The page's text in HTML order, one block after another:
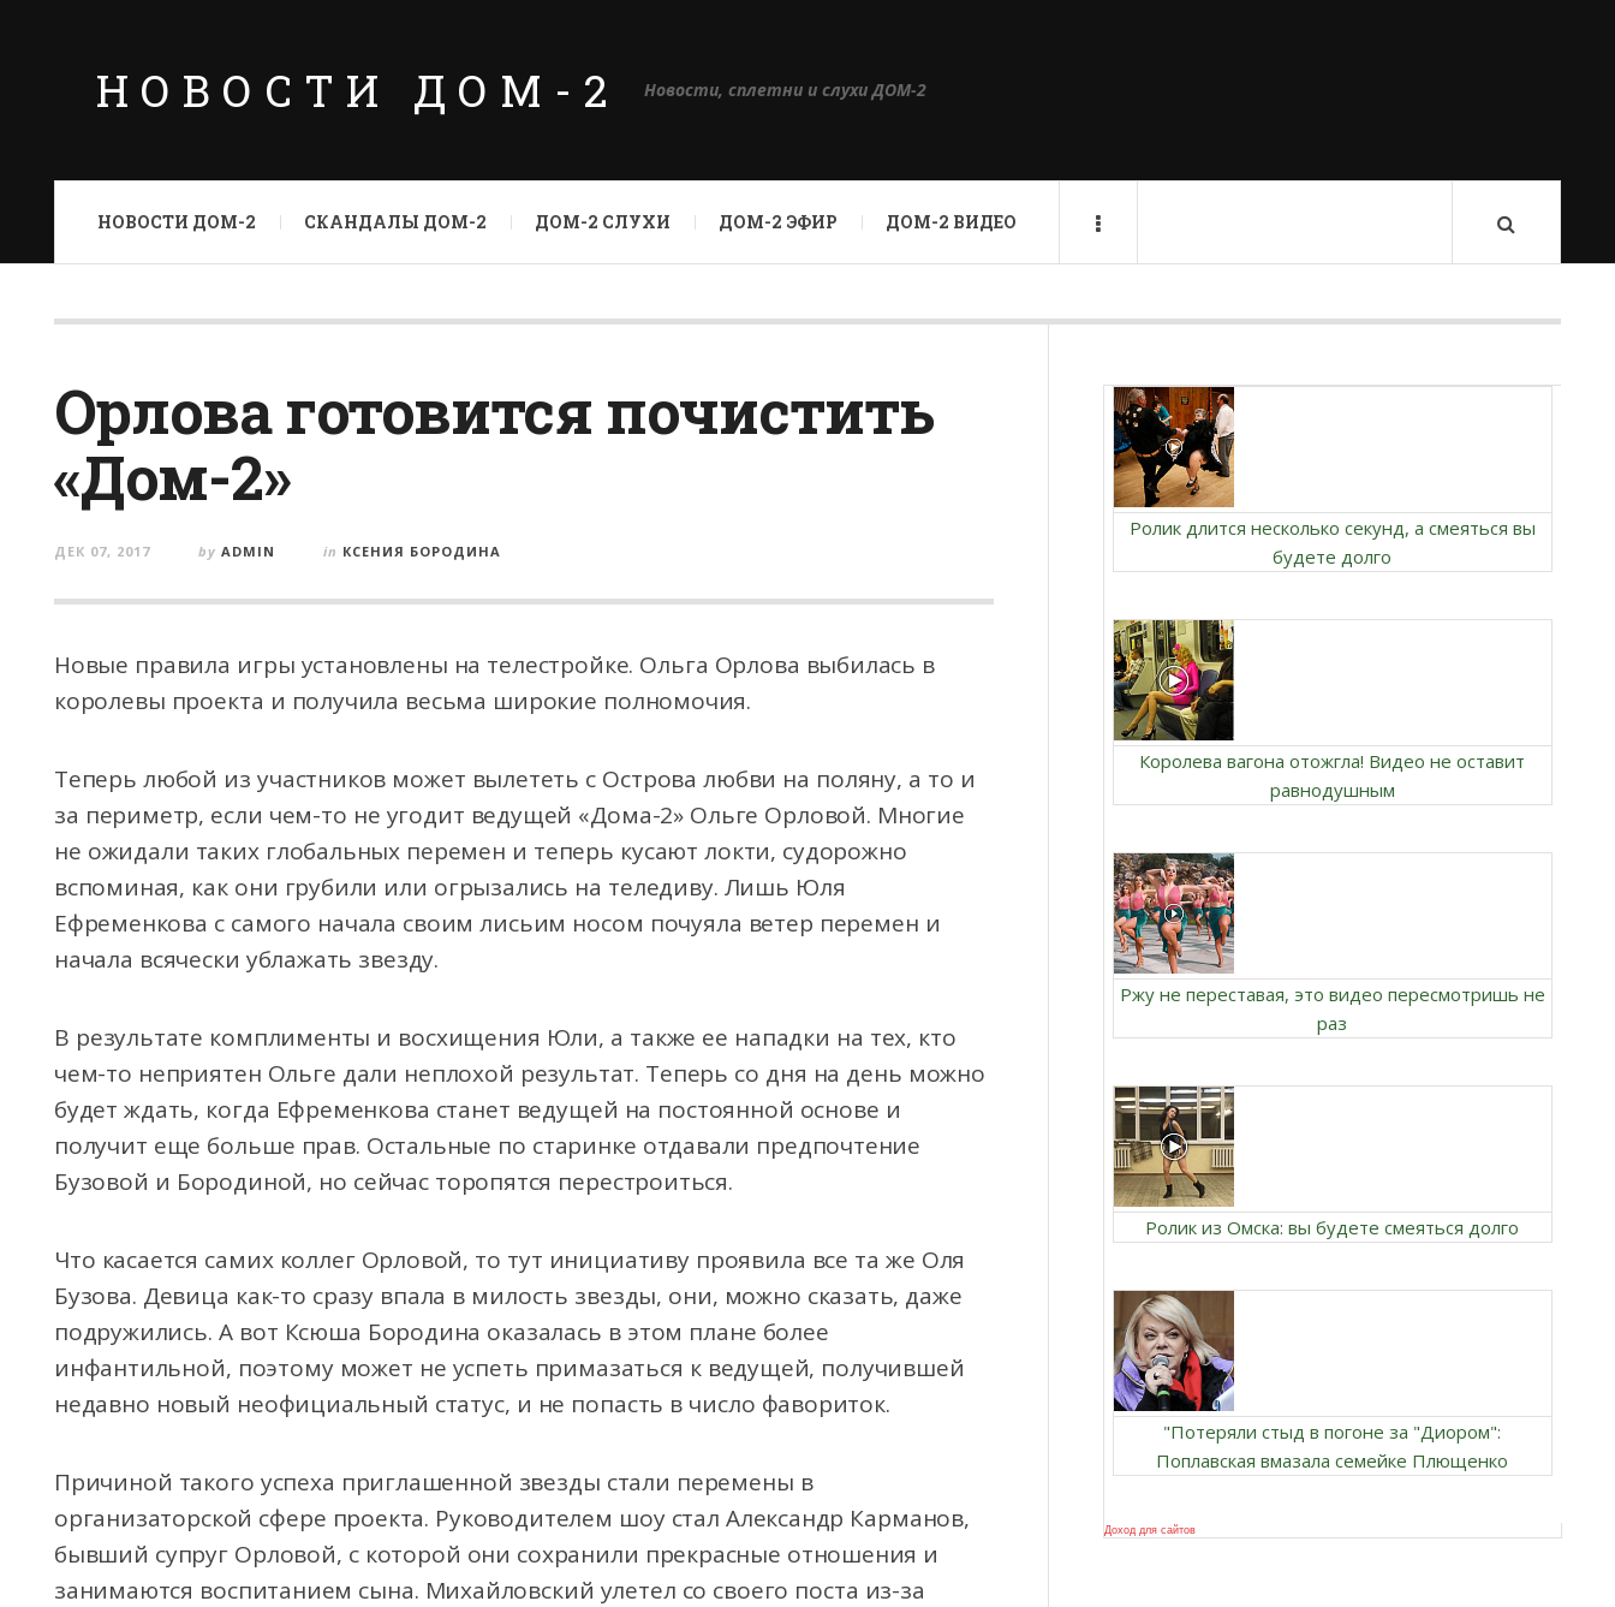
НОВОСТИ ДОМ-2 Новости, сплетни и слухи ДОМ-2
НОВОСТИ ДОМ-2 СКАНДАЛЫ ДОМ-2 ДОМ-2 СЛУХИ ДОМ-2 ЭФИР ДОМ-2 ВИДЕО
Орлова готовится почистить
«Дом-2»
ДЕК 07, 2017 by ADMIN in КСЕНИЯ БОРОДИНА
Новые правила игры установлены на телестройке. Ольга Орлова выбилась в
королевы проекта и получила весьма широкие полномочия.
Теперь любой из участников может вылететь с Острова любви на поляну, а то и
за периметр, если чем-то не угодит ведущей «Дома-2» Ольге Орловой. Многие
не ожидали таких глобальных перемен и теперь кусают локти, судорожно
вспоминая, как они грубили или огрызались на теледиву. Лишь Юля
Ефременкова с самого начала своим лисьим носом почуяла ветер перемен и
начала всячески ублажать звезду.
В результате комплименты и восхищения Юли, а также ее нападки на тех, кто
чем-то неприятен Ольге дали неплохой результат. Теперь со дня на день можно
будет ждать, когда Ефременкова станет ведущей на постоянной основе и
получит еще больше прав. Остальные по старинке отдавали предпочтение
Бузовой и Бородиной, но сейчас торопятся перестроиться.
Что касается самих коллег Орловой, то тут инициативу проявила все та же Оля
Бузова. Девица как-то сразу впала в милость звезды, они, можно сказать, даже
подружились. А вот Ксюша Бородина оказалась в этом плане более
инфантильной, поэтому может не успеть примазаться к ведущей, получившей
недавно новый неофициальный статус, и не попасть в число фавориток.
Причиной такого успеха приглашенной звезды стали перемены в
организаторской сфере проекта. Руководителем шоу стал Александр Карманов,
бывший супруг Орловой, с которой они сохранили прекрасные отношения и
занимаются воспитанием сына. Михайловский улетел со своего поста из-за
Ролик длится несколько секунд, а смеяться вы
будете долго
Королева вагона отожгла! Видео не оставит
равнодушным
Ржу не переставая, это видео пересмотришь не
раз
Ролик из Омска: вы будете смеяться долго
"Потеряли стыд в погоне за "Диором":
Поплавская вмазала семейке Плющенко
Доход для сайтов